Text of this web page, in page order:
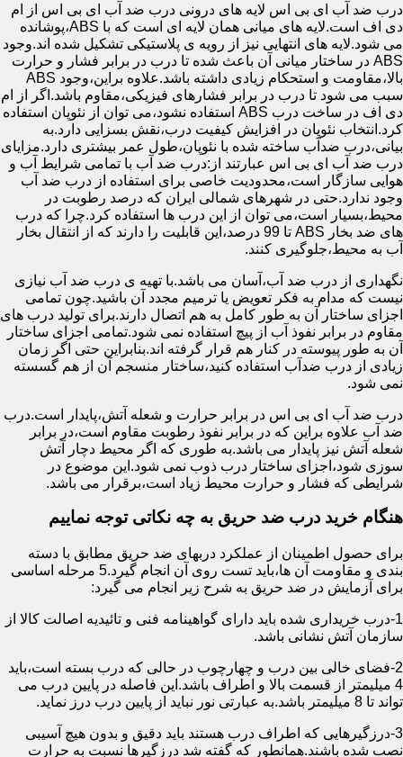
درب ضد آب ای بی اس لایه های درونی درب ضد آب ای بی اس از ام
دی اف است.لایه های میانی همان لایه ای است که با ABS،پوشانده
می شود.لایه های انتهایی نیز از رویه ی پلاستیکی تشکیل شده اند.وجود
ABS در ساختار میانی آن باعث شده تا درب در برابر فشار و حرارت
بالا،مقاومت و استحکام زیادی داشته باشد.علاوه براین،وجود ABS
سبب می شود تا درب در برابر فشارهای فیزیکی،مقاوم باشد.اگر از ام
دی اف در ساخت درب ABS استفاده نشود،می توان از نئوپان استفاده
کرد.انتخاب نئوپان در افزایش کیفیت درب،نقش بسزایی دارد.به
بیانی،درب ضدآب ساخته شده با نئوپان،طول عمر بیشتری دارد.مزایای
درب ضد آب ای بی اس عبارتند از:درب ضد آب با تمامی شرایط آب و
هوایی سازگار است،محدودیت خاصی برای استفاده از درب ضد آب
وجود ندارد.حتی در شهرهای شمالی ایران که درصد رطوبت در
محیط،بسیار است،می توان از این درب ها استفاده کرد.چرا که درب
های ضد بخار ABS تا 99 درصد،این قابلیت را دارند که از انتقال بخار
آب به محیط،جلوگیری کنند.
نگهداری از درب ضد آب،آسان می باشد.با تهیه ی درب ضد آب نیازی
نیست که مدام به فکر تعویض یا ترمیم مجدد آن باشید.چون تمامی
اجزای ساختار آن به طور کامل به هم اتصال دارند.برای تولید درب های
مقاوم در برابر نفوذ آب از پیچ استفاده نمی شود.تمامی اجزای ساختار
آن به طور پیوسته در کنار هم قرار گرفته اند.بنابراین حتی اگر زمان
زیادی از درب ضدآب استفاده کنید،ساختار منسجم آن از هم گسسته
نمی شود.
درب ضد آب ای بی اس در برابر حرارت و شعله آتش،پایدار است.درب
ضد آب علاوه براین که در برابر نفوذ رطوبت مقاوم است،در برابر
شعله آتش نیز پایدار می باشد.به طوری که اگر محیط دچار آتش
سوزی شود،اجزای ساختار درب ذوب نمی شود.این موضوع در
شرایطی که فشار و حرارت محیط زیاد است،برقرار می باشد.
هنگام خرید درب ضد حریق به چه نکاتی توجه نماییم
برای حصول اطمینان از عملکرد دربهای ضد حریق مطابق با دسته
بندی و مقاومت آن ها،باید تست روی آن انجام گیرد.5 مرحله اساسی
برای آزمایش در ضد حریق به شرح زیر انجام می گیرد:
1-درب خریداری شده باید دارای گواهینامه فنی و تائیدیه اصالت کالا از
سازمان آتش نشانی باشد.
2-فضای خالی بین درب و چهارچوب در حالی که درب بسته است،باید
4 میلیمتر از قسمت بالا و اطراف باشد.این فاصله در پایین درب می
تواند تا 8 میلیمتر باشد.به عبارتی نور نباید از پایین درب درز نماید.
3-درزگیرهایی که اطراف درب هستند باید دقیق و بدون هیچ آسیبی
نصب شده باشند.همانطور که گفته شد درزگیرها نسبت به حرارت